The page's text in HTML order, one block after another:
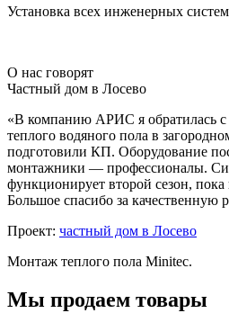
Установка всех инженерных
О нас говорят
Частный дом в Лосево
«В компанию АРИС я обратилась с
теплого водяного пола в
подготовили КП. Оборудование
монтажники — профессионалы.
функционирует второй сезон,
Большое спасибо за качественную
Проект: частный дом в Лосево
Монтаж теплого пола Minitec.
Мы продаем товары